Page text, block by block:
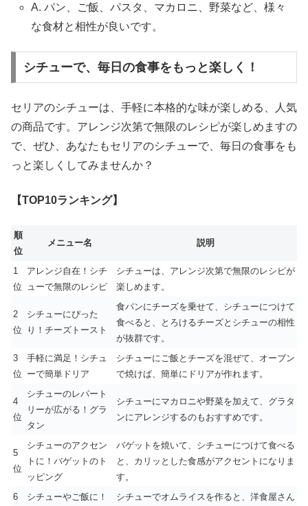
A. パン、ご飯、パスタ、マカロニ、野菜など、様々
な食材と相性が良いです。
シチューで、毎日の食事をもっと楽しく！
セリアのシチューは、手軽に本格的な味が楽しめる、人気
の商品です。アレンジ次第で無限のレシピが楽しめますの
で、ぜひ、あなたもセリアのシチューで、毎日の食事をも
っと楽しくしてみませんか？
【TOP10ランキング】
順
位
メニュー名 説明
1
位
アレンジ自在！シチ
ューで無限のレシピ
シチューは、アレンジ次第で無限のレシピが
楽しめます。
2
位
シチューにぴった
り！チーズトースト
食パンにチーズを乗せて、シチューにつけて
食べると、とろけるチーズとシチューの相性
が抜群です。
3
位
手軽に満足！シチュ
ーで簡単ドリア
シチューにご飯とチーズを混ぜて、オーブン
で焼けば、簡単にドリアが作れます。
4
位
シチューのレパート
リーが広がる！グラ
タン
シチューにマカロニや野菜を加えて、グラタ
ンにアレンジするのもおすすめです。
5
位
シチューのアクセン
トに！バゲットのト
ッピング
バゲットを焼いて、シチューにつけて食べる
と、カリッとした食感がアクセントになりま
す。
6
シチューやご飯に！
シチューでオムライスを作ると、洋食屋さん